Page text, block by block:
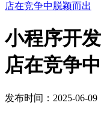
店在竞争中脱颖而出
小程序开
店在竞争
发布时间：2025-06-